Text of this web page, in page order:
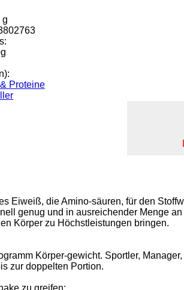
g
Proteine
Eiweiß, die Amino-säuren, für den
genug und in ausreichender Menge
Körper zu Höchstleistungen bringen.
Körper-gewicht. Sportler,
zur doppelten Portion.
zu greifen: